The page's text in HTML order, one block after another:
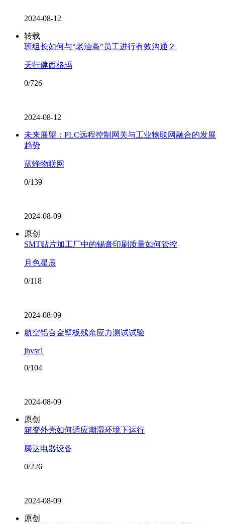
2024-08-12
转载
班组长如何与“老油条”员工进行有效沟通？
天行健西格玛
0/726
2024-08-12
未来展望：PLC远程控制网关与工业物联网融合的发展
趋势
蓝蜂物联网
0/139
2024-08-09
原创
SMT贴片加工厂中的锡膏印刷质量如何管控
月色星辰
0/118
2024-08-09
航空铝合金壁板残余应力测试试验
jhvsr1
0/104
2024-08-09
原创
箱变外壳如何适应潮湿环境下运行
腾达电器设备
0/226
2024-08-09
原创